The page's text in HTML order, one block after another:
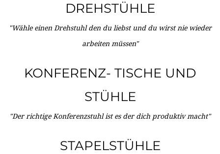
DREHSTÜHLE
"Wähle einen Drehstuhl den du liebst und du wirst nie wieder
arbeiten müssen"
KONFERENZ- TISCHE UND
STÜHLE
"Der richtige Konferenzstuhl ist es der dich produktiv macht"
STAPELSTÜHLE